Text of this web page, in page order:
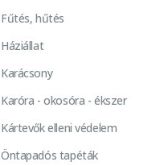
Fűtés, hűtés
Háziállat
Karácsony
Karóra - okosóra - ékszer
Kártevők elleni védelem
Öntapadós tapéták